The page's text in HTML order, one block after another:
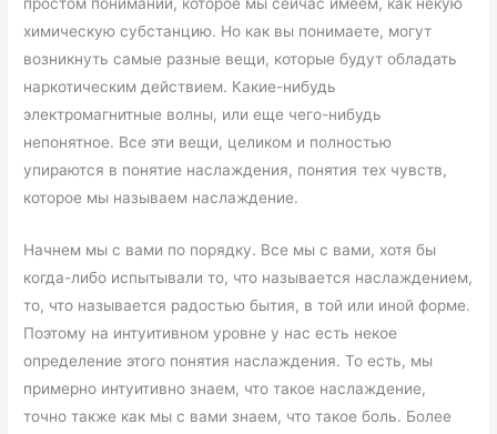
химическую субстанцию. Но как вы понимаете, могут
возникнуть самые разные вещи, которые будут обладать
наркотическим действием. Какие-нибудь
электромагнитные волны, или еще чего-нибудь
непонятное. Все эти вещи, целиком и полностью
упираются в понятие наслаждения, понятия тех чувств,
которое мы называем наслаждение.
Начнем мы с вами по порядку. Все мы с вами, хотя бы
когда-либо испытывали то, что называется наслаждением,
то, что называется радостью бытия, в той или иной форме.
Поэтому на интуитивном уровне у нас есть некое
определение этого понятия наслаждения. То есть, мы
примерно интуитивно знаем, что такое наслаждение,
точно также как мы с вами знаем, что такое боль. Более